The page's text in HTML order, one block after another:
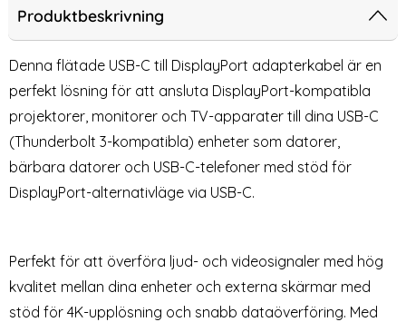
Adapter Grå
2.1 Hona Adapter Blå
90° Uppvinkel HDMI Hane - HDMI 2.1 Hona Adapter Blå
Blå
Art. nr 225864
rea pris
159 kr Köp
DP till DisplayPort Adapter 8K 60Hz Blå
Mini DisplayPort DP till DisplayPort
Blå
Art. nr 217326
rea pris
149 kr
Tillgänglighet:
Köp
8K 60Hz 90° Nedvinkel HDMI
8K
Produktbeskrivning
Denna flätade USB-C till DisplayPort adapterkabel är en
perfekt lösning för att ansluta DisplayPort-kompatibla
projektorer, monitorer och TV-apparater till dina USB-C
(Thunderbolt 3-kompatibla) enheter som datorer,
bärbara datorer och USB-C-telefoner med stöd för
DisplayPort-alternativläge via USB-C.
Perfekt för att överföra ljud- och videosignaler med hög
kvalitet mellan dina enheter och externa skärmar med
stöd för 4K-upplösning och snabb dataöverföring. Med